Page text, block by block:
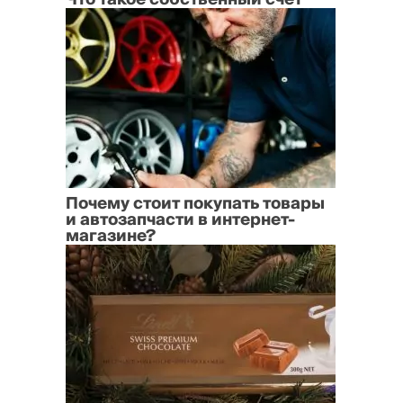
Почему стоит покупать товары
и автозапчасти в интернет-
магазине?